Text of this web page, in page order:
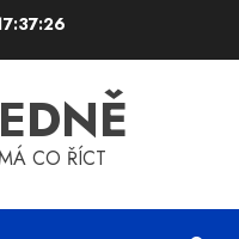
CO ŘÍCT